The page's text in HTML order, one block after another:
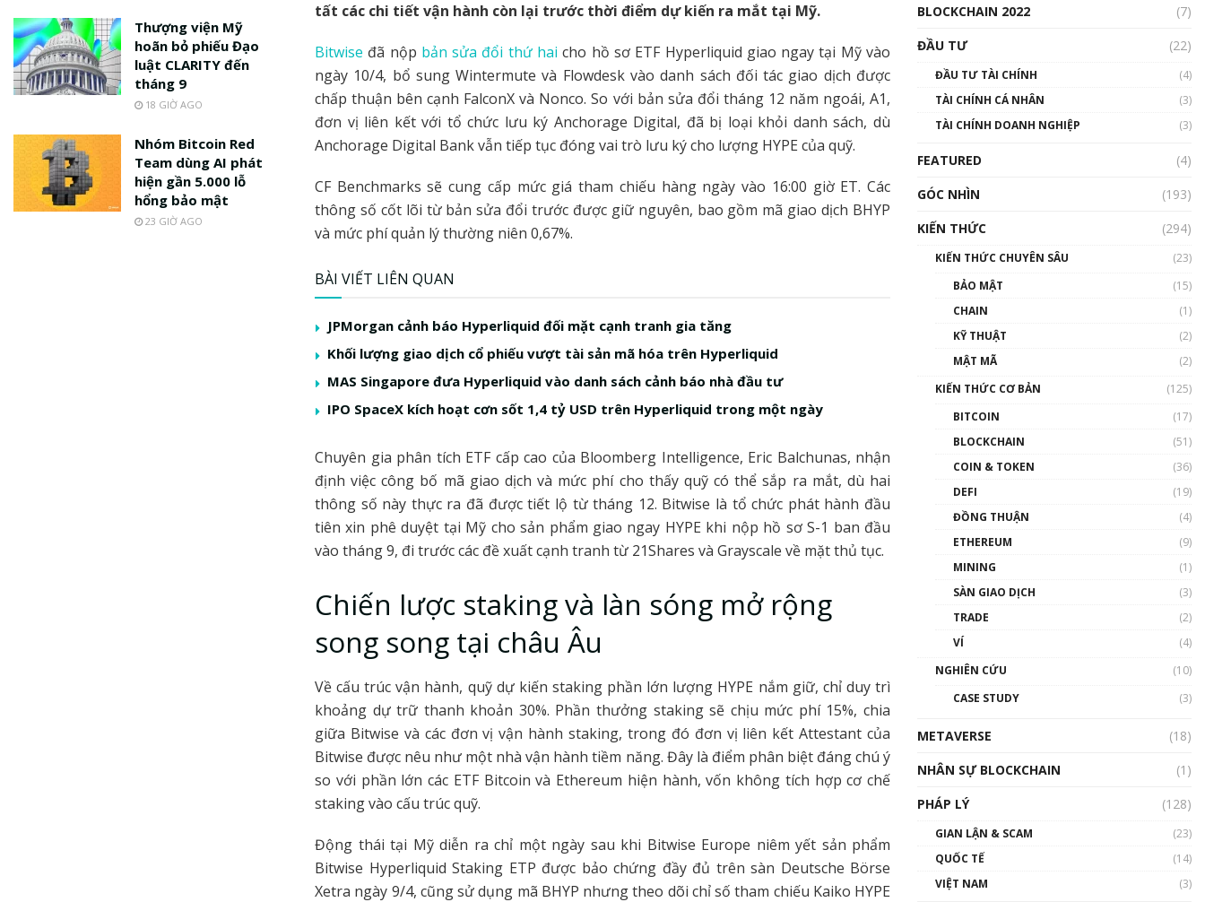
tất các chi tiết vận hành còn lại trước thời điểm dự kiến ra mắt tại Mỹ.
Bitwise đã nộp bản sửa đổi thứ hai cho hồ sơ ETF Hyperliquid giao ngay tại Mỹ vào
ngày 10/4, bổ sung Wintermute và Flowdesk vào danh sách đối tác giao dịch được
chấp thuận bên cạnh FalconX và Nonco. So với bản sửa đổi tháng 12 năm ngoái, A1,
đơn vị liên kết với tổ chức lưu ký Anchorage Digital, đã bị loại khỏi danh sách, dù
Anchorage Digital Bank vẫn tiếp tục đóng vai trò lưu ký cho lượng HYPE của quỹ.
CF Benchmarks sẽ cung cấp mức giá tham chiếu hàng ngày vào 16:00 giờ ET. Các
thông số cốt lõi từ bản sửa đổi trước được giữ nguyên, bao gồm mã giao dịch BHYP
và mức phí quản lý thường niên 0,67%.
BÀI VIẾT LIÊN QUAN
JPMorgan cảnh báo Hyperliquid đối mặt cạnh tranh gia tăng
Khối lượng giao dịch cổ phiếu vượt tài sản mã hóa trên Hyperliquid
MAS Singapore đưa Hyperliquid vào danh sách cảnh báo nhà đầu tư
IPO SpaceX kích hoạt cơn sốt 1,4 tỷ USD trên Hyperliquid trong một ngày
Chuyên gia phân tích ETF cấp cao của Bloomberg Intelligence, Eric Balchunas, nhận
định việc công bố mã giao dịch và mức phí cho thấy quỹ có thể sắp ra mắt, dù hai
thông số này thực ra đã được tiết lộ từ tháng 12. Bitwise là tổ chức phát hành đầu
tiên xin phê duyệt tại Mỹ cho sản phẩm giao ngay HYPE khi nộp hồ sơ S-1 ban đầu
vào tháng 9, đi trước các đề xuất cạnh tranh từ 21Shares và Grayscale về mặt thủ tục.
Chiến lược staking và làn sóng mở rộng
song song tại châu Âu
Về cấu trúc vận hành, quỹ dự kiến staking phần lớn lượng HYPE nắm giữ, chỉ duy trì
khoảng dự trữ thanh khoản 30%. Phần thưởng staking sẽ chịu mức phí 15%, chia
giữa Bitwise và các đơn vị vận hành staking, trong đó đơn vị liên kết Attestant của
Bitwise được nêu như một nhà vận hành tiềm năng. Đây là điểm phân biệt đáng chú ý
so với phần lớn các ETF Bitcoin và Ethereum hiện hành, vốn không tích hợp cơ chế
staking vào cấu trúc quỹ.
Động thái tại Mỹ diễn ra chỉ một ngày sau khi Bitwise Europe niêm yết sản phẩm
Bitwise Hyperliquid Staking ETP được bảo chứng đầy đủ trên sàn Deutsche Börse
Xetra ngày 9/4, cũng sử dụng mã BHYP nhưng theo dõi chỉ số tham chiếu Kaiko HYPE
Thượng viện Mỹ
hoãn bỏ phiếu Đạo
luật CLARITY đến
tháng 9
18 GIỜ AGO
Nhóm Bitcoin Red
Team dùng AI phát
hiện gần 5.000 lỗ
hổng bảo mật
23 GIỜ AGO
uptrend trong năm 2023? |
Phổ cập Blockchain
00:02:14
Nhìn lại năm 2022: Những
nhân vật ảnh hưởng nhất
hệ sinh thái tiền mã hoá |
Blockchain
Nhân sự tương lại ngành
Blockchain Việt Nam | Phổ
cập Blockchain
Blockchain đang được ứng
01:34:46
BLOCKCHAIN 2022
(7)
ĐẦU TƯ
(22)
ĐẦU TƯ TÀI CHÍNH
(4)
TÀI CHÍNH CÁ NHÂN
(3)
TÀI CHÍNH DOANH NGHIỆP
(3)
FEATURED
(4)
GÓC NHÌN
(193)
KIẾN THỨC
(294)
KIẾN THỨC CHUYÊN SÂU
(23)
BẢO MẬT
(15)
CHAIN
(1)
KỸ THUẬT
(2)
MẬT MÃ
(2)
KIẾN THỨC CƠ BẢN
(125)
BITCOIN
(17)
BLOCKCHAIN
(51)
COIN & TOKEN
(36)
DEFI
(19)
ĐỒNG THUẬN
(4)
ETHEREUM
(9)
MINING
(1)
SÀN GIAO DỊCH
(3)
TRADE
(2)
VÍ
(4)
NGHIÊN CỨU
(10)
CASE STUDY
(3)
METAVERSE
(18)
NHÂN SỰ BLOCKCHAIN
(1)
PHÁP LÝ
(128)
GIAN LẬN & SCAM
(23)
QUỐC TẾ
(14)
VIỆT NAM
(3)